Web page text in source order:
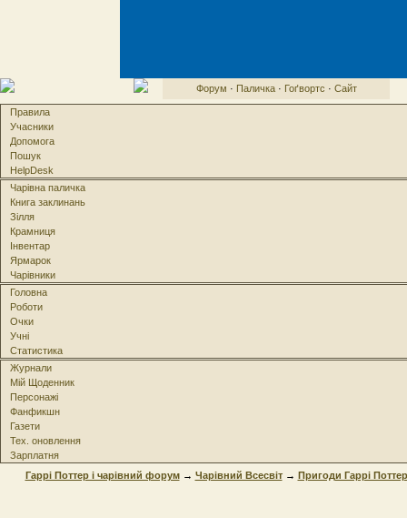
Форум · Паличка· Гоґвортс · Сайт
Правила
Учасники
Допомога
Пошук
HelpDesk
Чарівна паличка
Книга заклинань
Зілля
Крамниця
Інвентар
Ярмарок
Чарівники
Головна
Роботи
Очки
Учні
Статистика
Журнали
Мій Щоденник
Персонажі
Фанфикшн
Газети
Тех. оновлення
Зарплатня
Гаррі Поттер і чарівний форум→ Чарівний Всесвіт→ Пригоди Гаррі